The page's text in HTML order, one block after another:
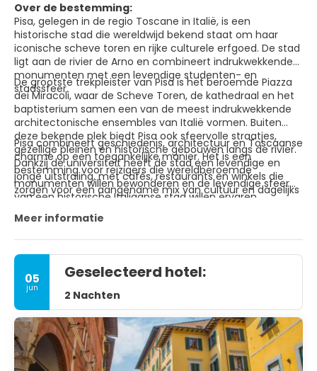
Over de bestemming:
Pisa, gelegen in de regio Toscane in Italië, is een
historische stad die wereldwijd bekend staat om haar
iconische scheve toren en rijke culturele erfgoed. De stad
ligt aan de rivier de Arno en combineert indrukwekkende
monumenten met een levendige studenten- en
stadssfeer.
De grootste trekpleister van Pisa is het beroemde Piazza
dei Miracoli, waar de Scheve Toren, de kathedraal en het
baptisterium samen een van de meest indrukwekkende
architectonische ensembles van Italië vormen. Buiten
deze bekende plek biedt Pisa ook sfeervolle straatjes,
gezellige pleinen en historische gebouwen langs de rivier.
Dankzij de universiteit heeft de stad een levendige en
jonge uitstraling, met cafés, restaurants en winkels die
zorgen voor een aangename mix van cultuur en dagelijks
Pisa combineert geschiedenis, architectuur en Toscaanse
charme op een toegankelijke manier. Het is een
bestemming voor reizigers die wereldberoemde
monumenten willen bewonderen en de levendige sfeer
van een historische Italiaanse stad willen ervaren.
Meer informatie
05
jun
Geselecteerd hotel:
2 Nachten